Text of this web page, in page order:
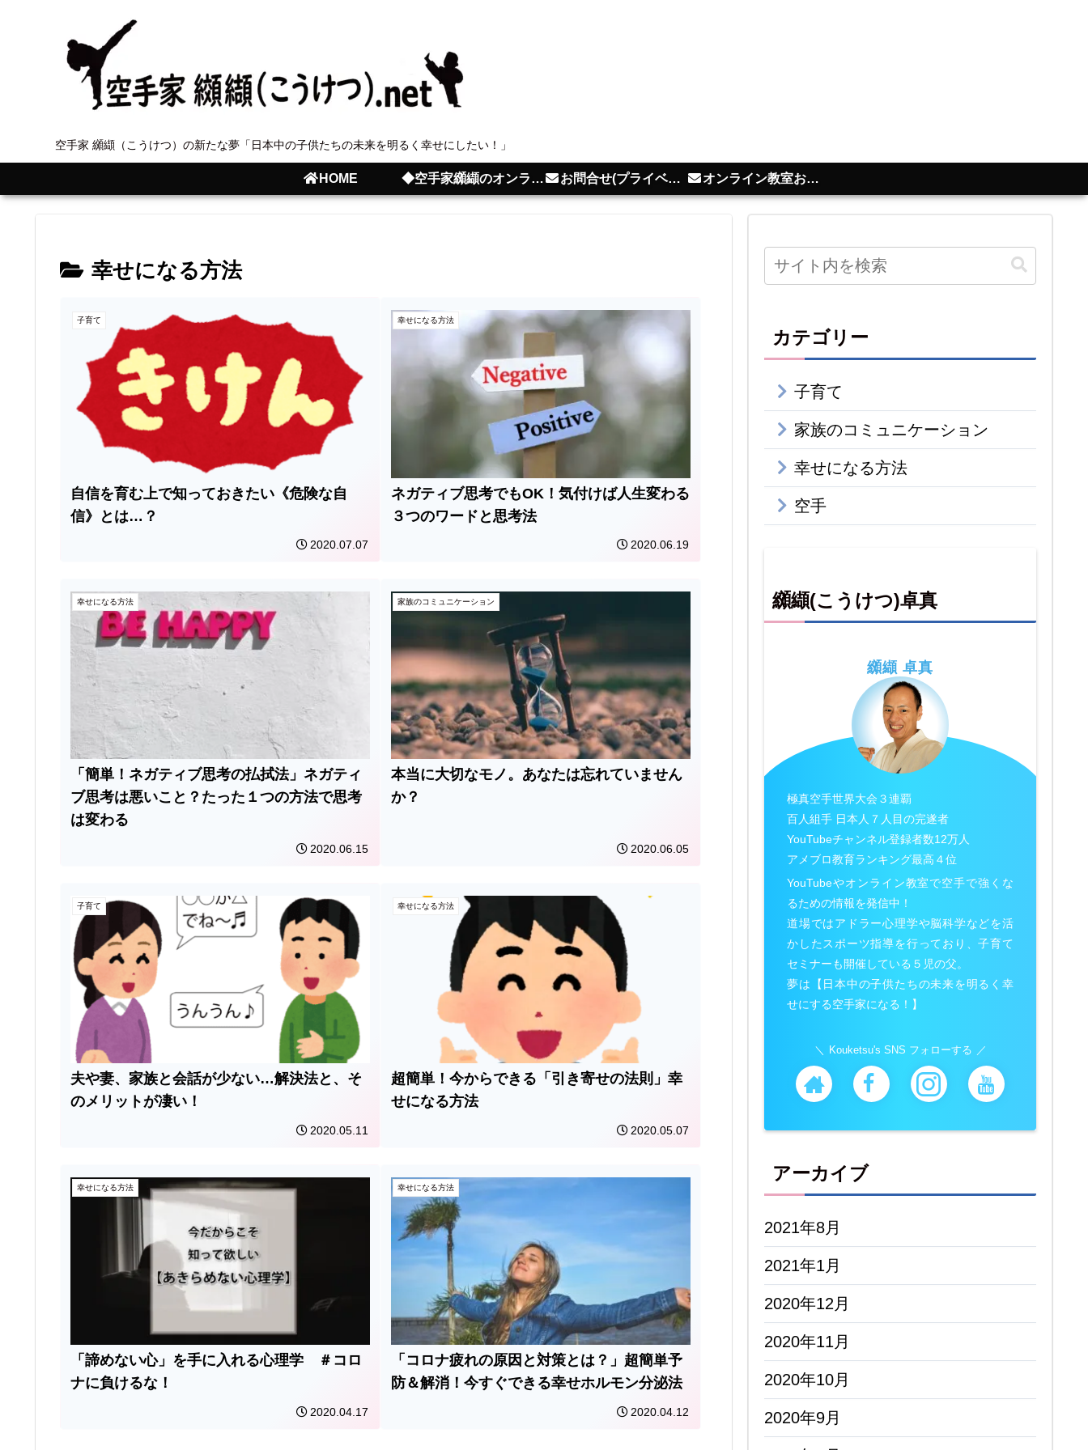
空手家 纐纈（こうけつ）の新たな夢「日本中の子供たちの未来を明るく幸せにしたい！」
HOME ◆空手家纐纈のオンライン教室 お問合せ(プライベートレッスン･講演･セミナー･取材依頼) オンライン教室お問合せ
幸せになる方法
子育て
自信を育む上で知っておきたい《危険な自
信》とは…？
2020.07.07
幸せになる方法
ネガティブ思考でもOK！気付けば人生変わる
３つのワードと思考法
2020.06.19
幸せになる方法
「簡単！ネガティブ思考の払拭法」ネガティ
ブ思考は悪いこと？たった１つの方法で思考
は変わる
2020.06.15
家族のコミュニケーション
本当に大切なモノ。あなたは忘れていません
か？
2020.06.05
子育て
夫や妻、家族と会話が少ない…解決法と、そ
のメリットが凄い！
2020.05.11
幸せになる方法
超簡単！今からできる「引き寄せの法則」幸
せになる方法
2020.05.07
幸せになる方法
「諦めない心」を手に入れる心理学 ＃コロ
ナに負けるな！
2020.04.17
幸せになる方法
「コロナ疲れの原因と対策とは？」超簡単予
防＆解消！今すぐできる幸せホルモン分泌法
2020.04.12
カテゴリー
子育て
家族のコミュニケーション
幸せになる方法
空手
纐纈(こうけつ)卓真
纐纈 卓真
極真空手世界大会３連覇
百人組手 日本人７人目の完遂者
YouTubeチャンネル登録者数12万人
アメブロ教育ランキング最高４位
YouTubeやオンライン教室で空手で強くな
るための情報を発信中！
道場ではアドラー心理学や脳科学などを活
かしたスポーツ指導を行っており、子育て
セミナーも開催している５児の父。
夢は【日本中の子供たちの未来を明るく幸
せにする空手家になる！】
Kouketsu's SNS フォローする
アーカイブ
2021年8月
2021年1月
2020年12月
2020年11月
2020年10月
2020年9月